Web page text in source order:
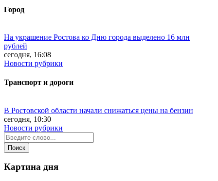
Город
На украшение Ростова ко Дню города выделено 16 млн
рублей
сегодня, 16:08
Новости рубрики
Транспорт и дороги
В Ростовской области начали снижаться цены на бензин
сегодня, 10:30
Новости рубрики
Картина дня